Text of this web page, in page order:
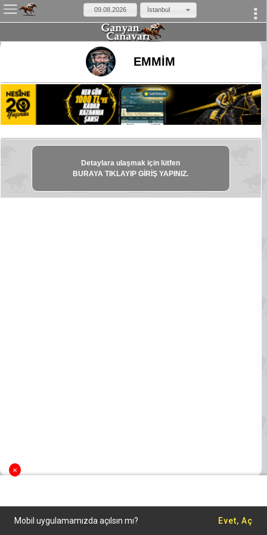
İstanbul
EMMİM
Detaylara ulaşmak için lütfen
BURAYA TIKLAYIP GİRİŞ YAPINIZ.
×
×
Mobil uygulamamızda açılsın mı? Evet, Aç